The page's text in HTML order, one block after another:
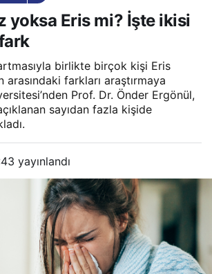
yoksa Eris mi? İşte ikisi
birlikte birçok kişi Eris
arasındaki farkları araştırmaya
Prof. Dr. Önder Ergönül,
sayıdan fazla kişide
yayınlandı